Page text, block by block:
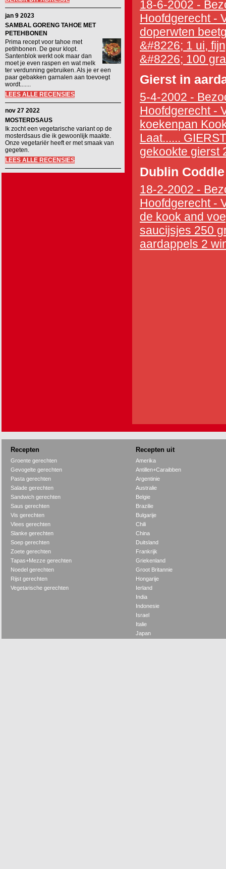
jan 9 2023
SAMBAL GORENG TAHOE MET
PETEHBONEN
Prima recept voor tahoe met
petihbonen. De geur klopt.
Santenblok werkt ook maar dan
moet je even raspen en wat melk
ter verdunning gebruiken. Als je er een
paar gebakken garnalen aan toevoegt
wordt.......
LEES ALLE RECENSIES
nov 27 2022
MOSTERDSAUS
Ik zocht een vegetarische variant op de
mosterdsaus die ik gewoonlijk maakte.
Onze vegetariër heeft er met smaak van
gegeten.
LEES ALLE RECENSIES
18-6-2002 -
Hoofdgerecht -
doperwten
&#8226; 1 ui,
&#8226; 100
Gierst in
5-4-2002 -
Hoofdgerecht -
koekenpan
Laat......
gekookte gierst
Dublin Coddle
18-2-2002 -
Hoofdgerecht -
de kook and
saucijsjes 250
aardappels 2
Recepten Recepten uit
Groente gerechten
Gevogelte gerechten
Pasta gerechten
Salade gerechten
Sandwich gerechten
Saus gerechten
Vis gerechten
Vlees gerechten
Slanke gerechten
Soep gerechten
Zoete gerechten
Tapas+Mezze gerechten
Noedel gerechten
Rijst gerechten
Vegetarische gerechten
Amerika
Antillen+Caraibben
Argentinie
Australie
Belgie
Brazilie
Bulgarije
Chili
China
Duitsland
Frankrijk
Griekenland
Groot Britannie
Hongarije
Ierland
India
Indonesie
Israel
Italie
Japan